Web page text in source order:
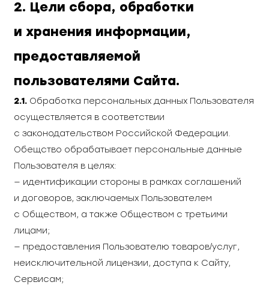
2. Цели сбора, обработки
и хранения информации,
предоставляемой
пользователями Сайта.
2.1. Обработка персональных данных Пользователя
осуществляется в соответствии
с законодательством Российской Федерации.
Обещство обрабатывает персональные данные
Пользователя в целях:
— идентификации стороны в рамках соглашений
и договоров, заключаемых Пользователем
с Обществом, а также Обществом с третьими
лицами;
— предоставления Пользователю товаров/услуг,
неисключительной лицензии, доступа к Сайту,
Сервисам;